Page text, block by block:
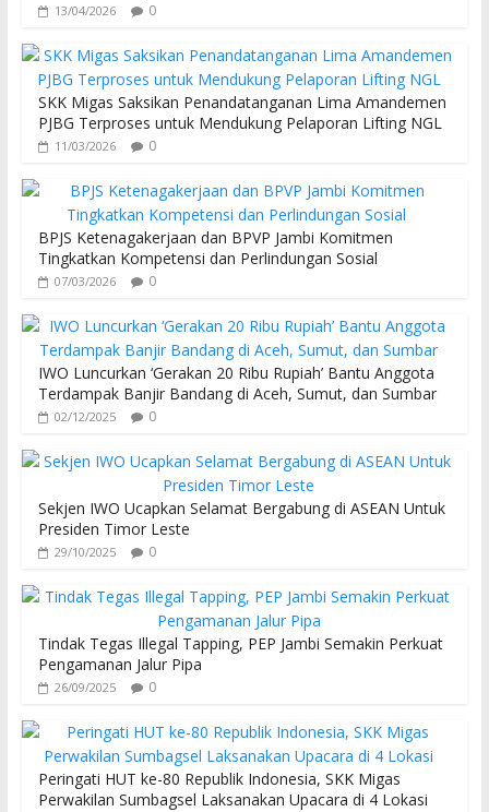
13/04/2026 0
SKK Migas Saksikan Penandatanganan Lima Amandemen
PJBG Terproses untuk Mendukung Pelaporan Lifting NGL
11/03/2026 0
BPJS Ketenagakerjaan dan BPVP Jambi Komitmen
Tingkatkan Kompetensi dan Perlindungan Sosial
07/03/2026 0
IWO Luncurkan ‘Gerakan 20 Ribu Rupiah’ Bantu Anggota
Terdampak Banjir Bandang di Aceh, Sumut, dan Sumbar
02/12/2025 0
Sekjen IWO Ucapkan Selamat Bergabung di ASEAN Untuk
Presiden Timor Leste
29/10/2025 0
Tindak Tegas Illegal Tapping, PEP Jambi Semakin Perkuat
Pengamanan Jalur Pipa
26/09/2025 0
Peringati HUT ke-80 Republik Indonesia, SKK Migas
Perwakilan Sumbagsel Laksanakan Upacara di 4 Lokasi